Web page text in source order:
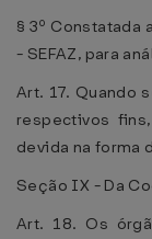
§ 3º Constatada
- SEFAZ, para
Art. 17. Quando
respectivos
devida na forma
Seção IX - Da
Art. 18. Os